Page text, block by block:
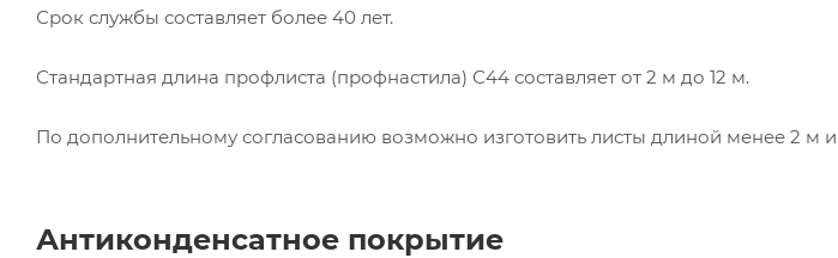
Срок службы составляет более 40 лет.
Стандартная длина профлиста (профнастила) С44 составляет от 2 м до 12 м.
По дополнительному согласованию возможно изготовить листы длиной менее 2 м и
Антиконденсатное покрытие